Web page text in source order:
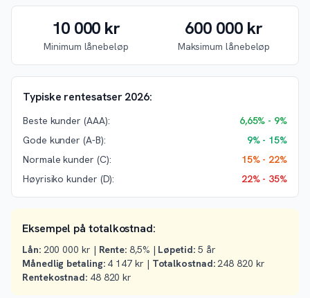
10 000 kr
Minimum lånebeløp
600 000 kr
Maksimum lånebeløp
Typiske rentesatser 2026:
Beste kunder (AAA):
6,65% - 9%
Gode kunder (A-B):
9% - 15%
Normale kunder (C):
15% - 22%
Høyrisiko kunder (D):
22% - 35%
Eksempel på totalkostnad:
Lån:200 000 kr | Rente: 8,5% | Løpetid:5 år
Månedlig betaling:4 147 kr | Totalkostnad:248 820 kr
Rentekostnad:48 820 kr